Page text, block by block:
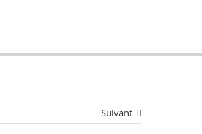
Suivant